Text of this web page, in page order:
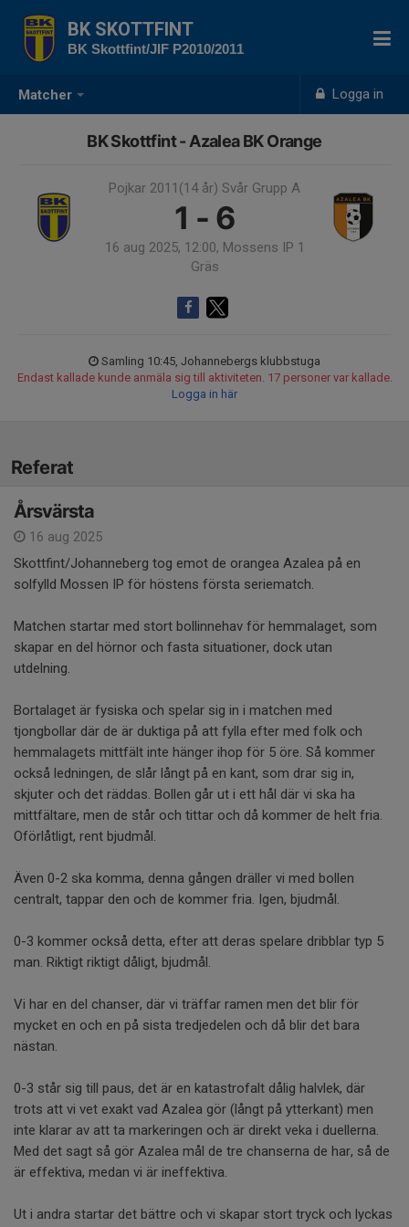
Matcher Logga in
BK SKOTTFINT
BK Skottfint/JIF P2010/2011
BK Skottfint - Azalea BK Orange
Pojkar 2011(14 år) Svår Grupp A
1 - 6
16 aug 2025, 12:00, Mossens IP 1
Gräs
Samling 10:45, Johannebergs klubbstuga
Endast kallade kunde anmäla sig till aktiviteten. 17 personer var kallade.
Logga in här
Referat
Årsvärsta
16 aug 2025
Skottfint/Johanneberg tog emot de orangea Azalea på en
solfylld Mossen IP för höstens första seriematch.
Matchen startar med stort bollinnehav för hemmalaget, som
skapar en del hörnor och fasta situationer, dock utan
utdelning.
Bortalaget är fysiska och spelar sig in i matchen med
tjongbollar där de är duktiga på att fylla efter med folk och
hemmalagets mittfält inte hänger ihop för 5 öre. Så kommer
också ledningen, de slår långt på en kant, som drar sig in,
skjuter och det räddas. Bollen går ut i ett hål där vi ska ha
mittfältare, men de står och tittar och då kommer de helt fria.
Oförlåtligt, rent bjudmål.
Även 0-2 ska komma, denna gången dräller vi med bollen
centralt, tappar den och de kommer fria. Igen, bjudmål.
0-3 kommer också detta, efter att deras spelare dribblar typ 5
man. Riktigt riktigt dåligt, bjudmål.
Vi har en del chanser, där vi träffar ramen men det blir för
mycket en och en på sista tredjedelen och då blir det bara
nästan.
0-3 står sig till paus, det är en katastrofalt dålig halvlek, där
trots att vi vet exakt vad Azalea gör (långt på ytterkant) men
inte klarar av att ta markeringen och är direkt veka i duellerna.
Med det sagt så gör Azalea mål de tre chanserna de har, så de
är effektiva, medan vi är ineffektiva.
Ut i andra startar det bättre och vi skapar stort tryck och lyckas